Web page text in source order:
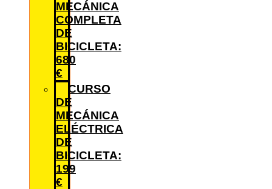
MECÁNICA
COMPLETA
DE
BICICLETA:
680
€
CURSO
DE
MECÁNICA
ELÉCTRICA
DE
BICICLETA:
199
€